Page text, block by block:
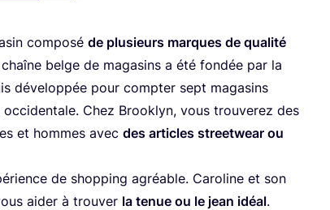
com­po­sé de plu­sieurs marques de qua­li­té
belge de maga­sins a été fon­dée par la
déve­lop­pée pour comp­ter sept maga­sins
Chez Brook­lyn, vous trou­ve­rez des
et hommes avec des articles street­wear ou
de shop­ping agréable. Caro­line et son
aider à trou­ver la tenue ou le jean idéal.